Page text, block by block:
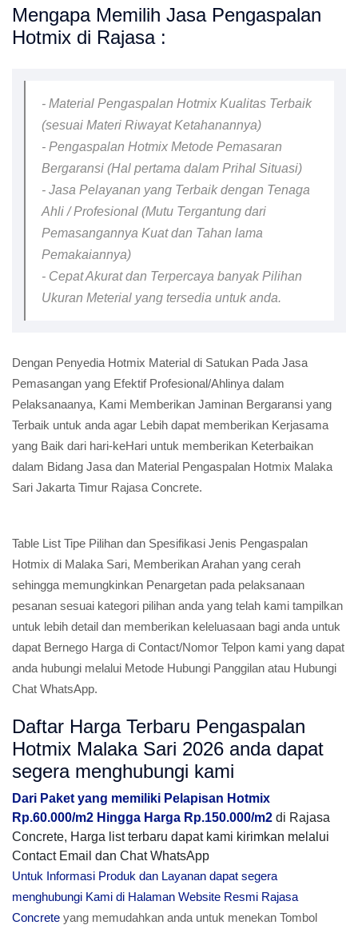
Mengapa Memilih Jasa Pengaspalan
Hotmix di Rajasa :
- Material Pengaspalan Hotmix Kualitas Terbaik
(sesuai Materi Riwayat Ketahanannya)
- Pengaspalan Hotmix Metode Pemasaran
Bergaransi (Hal pertama dalam Prihal Situasi)
- Jasa Pelayanan yang Terbaik dengan Tenaga
Ahli / Profesional (Mutu Tergantung dari
Pemasangannya Kuat dan Tahan lama
Pemakaiannya)
- Cepat Akurat dan Terpercaya banyak Pilihan
Ukuran Meterial yang tersedia untuk anda.
Dengan Penyedia Hotmix Material di Satukan Pada Jasa
Pemasangan yang Efektif Profesional/Ahlinya dalam
Pelaksanaanya, Kami Memberikan Jaminan Bergaransi yang
Terbaik untuk anda agar Lebih dapat memberikan Kerjasama
yang Baik dari hari-keHari untuk memberikan Keterbaikan
dalam Bidang Jasa dan Material Pengaspalan Hotmix Malaka
Sari Jakarta Timur Rajasa Concrete.
Table List Tipe Pilihan dan Spesifikasi Jenis Pengaspalan
Hotmix di Malaka Sari, Memberikan Arahan yang cerah
sehingga memungkinkan Penargetan pada pelaksanaan
pesanan sesuai kategori pilihan anda yang telah kami tampilkan
untuk lebih detail dan memberikan keleluasaan bagi anda untuk
dapat Bernego Harga di Contact/Nomor Telpon kami yang dapat
anda hubungi melalui Metode Hubungi Panggilan atau Hubungi
Chat WhatsApp.
Daftar Harga Terbaru Pengaspalan
Hotmix Malaka Sari 2026 anda dapat
segera menghubungi kami
Dari Paket yang memiliki Pelapisan Hotmix
Rp.60.000/m2 Hingga Harga Rp.150.000/m2 di Rajasa
Concrete, Harga list terbaru dapat kami kirimkan melalui
Contact Email dan Chat WhatsApp
Untuk Informasi Produk dan Layanan dapat segera
menghubungi Kami di Halaman Website Resmi Rajasa
Concrete yang memudahkan anda untuk menekan Tombol